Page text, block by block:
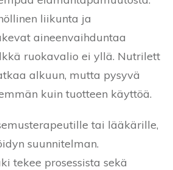
liikunta ja
aineenvaihduntaa
ruokavalio ei yllä. Nutrilett
alkuun, mutta pysyvä
kuin tuotteen käyttöä.
tai lääkärille,
suunnitelman.
tekee prosessista sekä